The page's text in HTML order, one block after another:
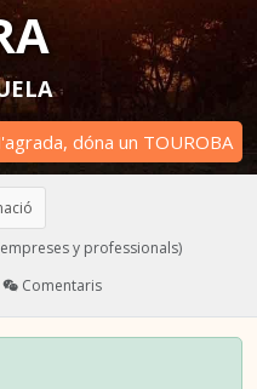
dóna un TOUROBA
y professionals)
Comentaris